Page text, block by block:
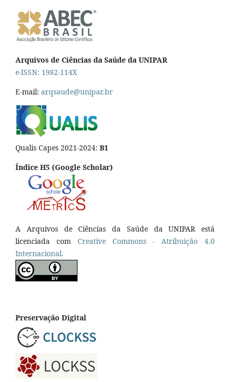
Arquivos de Ciências da Saúde da UNIPAR
e-ISSN: 1982-114X
E-mail: arqsaude@unipar.br
Qualis Capes 2021-2024: B1
Índice H5 (Google Scholar)
A Arquivos de Ciências da Saúde da UNIPAR está
licenciada com Creative Commons - Atribuição 4.0
Internacional.
Preservação Digital